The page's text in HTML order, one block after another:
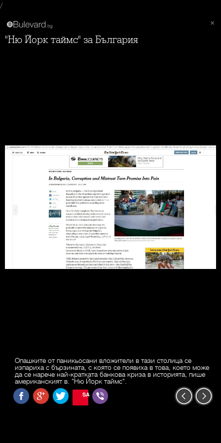
/
"Ню Йорк таймс" за България
Опашките от паникьосани вложители в тази столица се
изпариха с бързината, с която се появиха в това, което може
да се нарече най-кратката банкова криза в историята, пише
американският в. "Ню Йорк таймс".
SAVE